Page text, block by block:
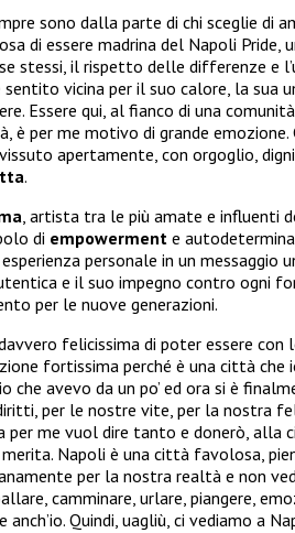
sono dalla parte di chi sceglie di
di essere madrina del Napoli
stessi, il rispetto delle differenze e
sentito vicina per il suo calore, la sua
Essere qui, al fianco di una
è per me motivo di grande emozione.
apertamente, con orgoglio,
.
, artista tra le più amate e influenti
di empowerment e
personale in un messaggio
e il suo impegno contro ogni
per le nuove generazioni.
felicissima di poter essere con
fortissima perché è una città
che avevo da un po’ ed ora si è
per le nostre vite, per la nostra
per me vuol dire tanto e donerò,
Napoli è una città favolosa,
per la nostra realtà e non
camminare, urlare, piangere,
anch’io. Quindi, uagliù, ci vediamo a